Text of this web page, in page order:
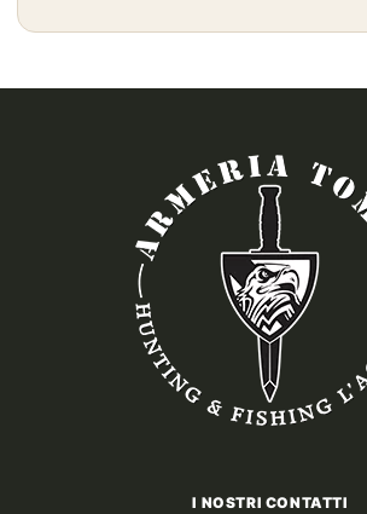
originaleattuale
I NOSTRI CONTATTI